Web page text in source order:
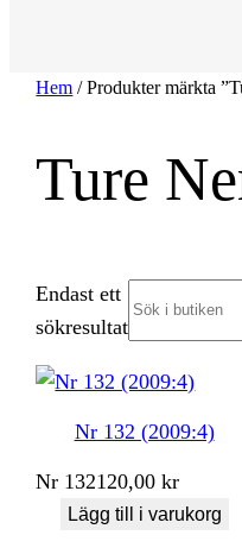
Hem / Produkter märkta
Ture
Endast ett
sökresultat
Nr 132 (2009:4)
Nr 132120,00kr
Lägg till i varukorg